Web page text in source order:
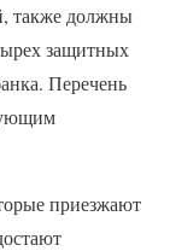
также должны
защитных
Перечень
приезжают